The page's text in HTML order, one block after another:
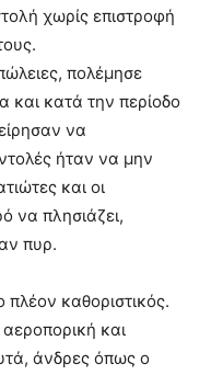
χωρίς επιστροφή
πολέμησε
κατά την περίοδο
να
ήταν να μην
και οι
να πλησιάζει,
πυρ.
πλέον καθοριστικός.
και
άνδρες όπως ο